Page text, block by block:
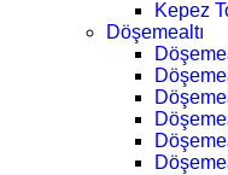
Kepez
Döşemealtı